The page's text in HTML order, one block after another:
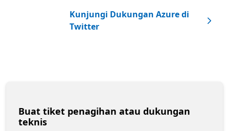
Kunjungi Dukungan Azure di
Twitter
Buat tiket penagihan atau dukungan
teknis